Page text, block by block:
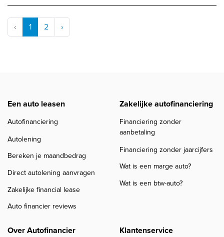
‹ 1 2 ›
Een auto leasen
Autofinanciering
Autolening
Bereken je maandbedrag
Direct autolening aanvragen
Zakelijke financial lease
Auto financier reviews
Zakelijke autofinanciering
Financiering zonder
aanbetaling
Financiering zonder jaarcijfers
Wat is een marge auto?
Wat is een btw-auto?
Over Autofinancier
Klantenservice